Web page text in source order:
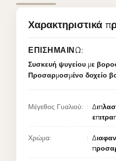
Χαρακτηριστικά
ΕΠΙΣΗΜΑΊΝΩ:
Συσκευή ψυγείου με
Προσαρμοσμένο δοχείο
Μέγεθος Γυαλιού:
Χρώμα: